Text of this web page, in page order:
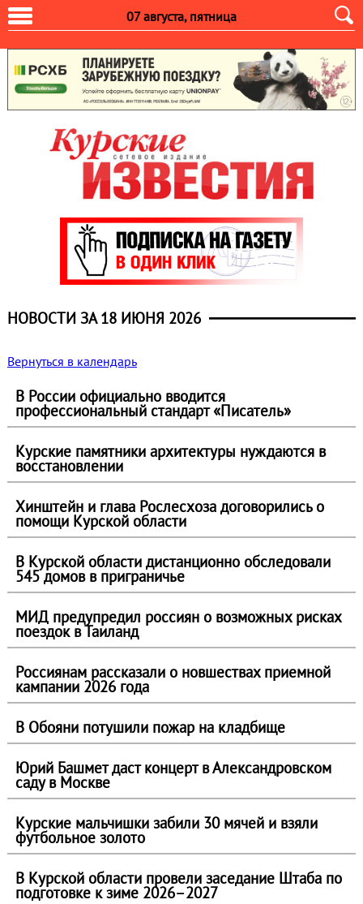
07 августа, пятница
НОВОСТИ ЗА 18 ИЮНЯ 2026
Вернуться в календарь
В России официально вводится
профессиональный стандарт «Писатель»
Курские памятники архитектуры нуждаются в
восстановлении
Хинштейн и глава Рослесхоза договорились о
помощи Курской области
В Курской области дистанционно обследовали
545 домов в приграничье
МИД предупредил россиян о возможных рисках
поездок в Таиланд
Россиянам рассказали о новшествах приемной
кампании 2026 года
В Обояни потушили пожар на кладбище
Юрий Башмет даст концерт в Александровском
саду в Москве
Курские мальчишки забили 30 мячей и взяли
футбольное золото
В Курской области провели заседание Штаба по
подготовке к зиме 2026–2027